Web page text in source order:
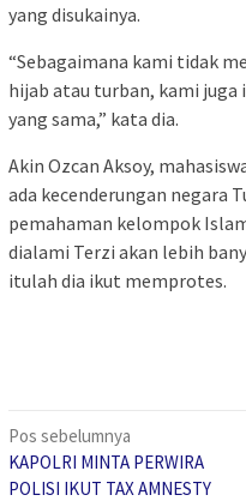
yang disukainya.
“Sebagaimana kami tidak
hijab atau turban, kami
yang sama,” kata dia.
Akin Ozcan Aksoy,
ada kecenderungan negara
pemahaman kelompok
dialami Terzi akan lebih
itulah dia ikut memprotes.
Navigasi
pos
Pos sebelumnya
KAPOLRI MINTA PERWIRA
POLISI IKUT TAX AMNESTY